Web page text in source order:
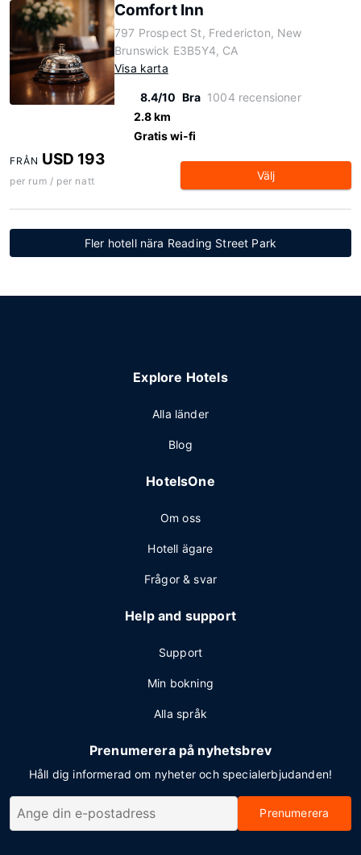
Comfort Inn
797 Prospect St, Fredericton, New
Brunswick E3B5Y4, CA
Visa karta
8.4/10 Bra 1004 recensioner
2.8 km
Gratis wi-fi
FRÅN USD 193
per rum / per natt Välj
Fler hotell nära Reading Street Park
Explore Hotels
Alla länder
Blog
HotelsOne
Om oss
Hotell ägare
Frågor & svar
Help and support
Support
Min bokning
Alla språk
Prenumerera på nyhetsbrev
Håll dig informerad om nyheter och specialerbjudanden!
Prenumerera